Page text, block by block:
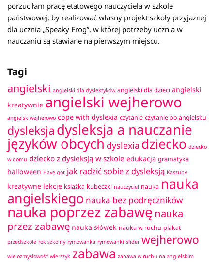
porzuciłam pracę etatowego nauczyciela w szkole
państwowej, by realizować własny projekt szkoły przyjaznej
dla ucznia „Speaky Frog”, w której potrzeby ucznia w
nauczaniu są stawiane na pierwszym miejscu.
Tagi
angielski angielski dla dyslektyków angielski dla dzieci angielski
kreatywnie angielski wejherowo
angielskiwejherowo cope with dyslexia czytanie czytanie po angielsku
dysleksja dysleksja a nauczanie
języków obcych dyslexia dziecko dziecko
w domu dziecko z dysleksją w szkole edukacja gramatyka
halloween Have got jak radzić sobie z dysleksją Kaszuby
kreatywne lekcje książka kubeczki nauczyciel nauka nauka
angielskiego nauka bez podręczników
nauka poprzez zabawę nauka
przez zabawę nauka słówek nauka w ruchu plakat
przedszkole rok szkolny rymowanka rymowanki slider wejherowo
wielozmysłowość wierszyk zabawa zabawa w ruchu na angielskim